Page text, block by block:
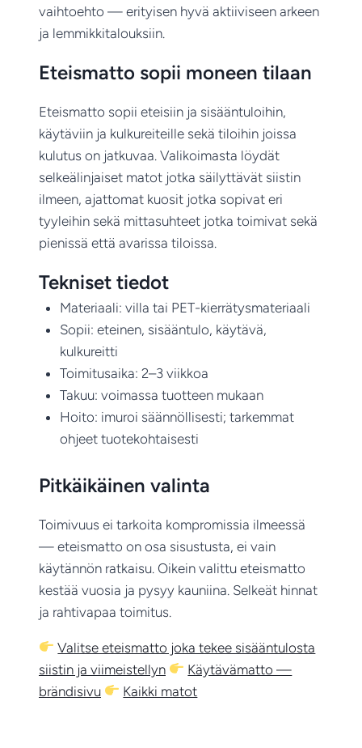
vaihtoehto — erityisen hyvä aktiiviseen arkeen
ja lemmikkitalouksiin.
Eteismatto sopii moneen tilaan
Eteismatto sopii eteisiin ja sisääntuloihin,
käytäviin ja kulkureiteille sekä tiloihin joissa
kulutus on jatkuvaa. Valikoimasta löydät
selkeälinjaiset matot jotka säilyttävät siistin
ilmeen, ajattomat kuosit jotka sopivat eri
tyyleihin sekä mittasuhteet jotka toimivat sekä
pienissä että avarissa tiloissa.
Tekniset tiedot
Materiaali: villa tai PET-kierrätysmateriaali
Sopii: eteinen, sisääntulo, käytävä,
kulkureitti
Toimitusaika: 2–3 viikkoa
Takuu: voimassa tuotteen mukaan
Hoito: imuroi säännöllisesti; tarkemmat
ohjeet tuotekohtaisesti
Pitkäikäinen valinta
Toimivuus ei tarkoita kompromissia ilmeessä
— eteismatto on osa sisustusta, ei vain
käytännön ratkaisu. Oikein valittu eteismatto
kestää vuosia ja pysyy kauniina. Selkeät hinnat
ja rahtivapaa toimitus.
Valitse eteismatto joka tekee sisääntulosta
siistin ja viimeistellyn
Käytävämatto —
brändisivu
Kaikki matot